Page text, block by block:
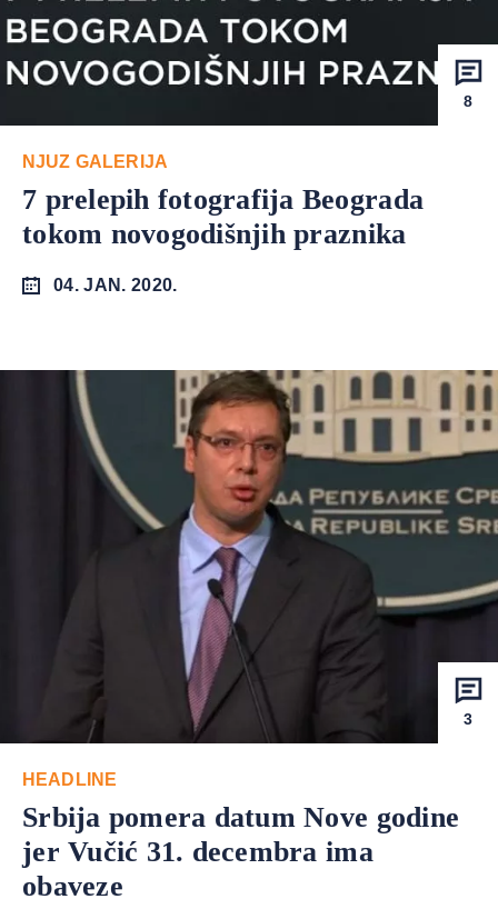
8
NJUZ GALERIJA
7 prelepih fotografija Beograda
tokom novogodišnjih praznika
04. JAN. 2020.
3
HEADLINE
Srbija pomera datum Nove godine
jer Vučić 31. decembra ima
obaveze